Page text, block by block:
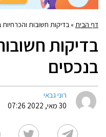
דף הבית» בדיקות חשובות והכרחיות
בדיקות
בנכסים
רוני גבאי
30 מאי, 2022 07:26